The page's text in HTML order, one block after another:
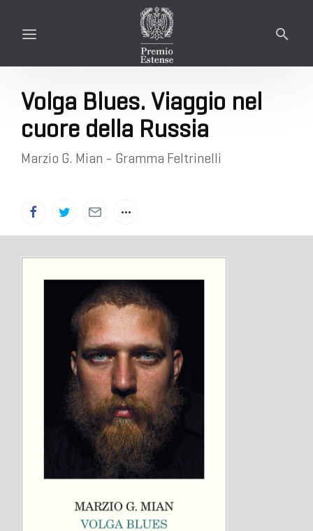
Volga Blues. Viaggio nel
cuore della Russia
Marzio G. Mian - Gramma Feltrinelli